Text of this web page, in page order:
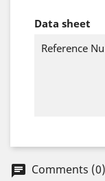
Data sheet
Reference
chat Comments (0)